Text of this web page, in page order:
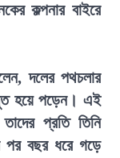
কল্পনার বাইরে
দলের পথচলার
হয়ে পড়েন। এই
প্রতি তিনি
পর বছর ধরে গড়ে